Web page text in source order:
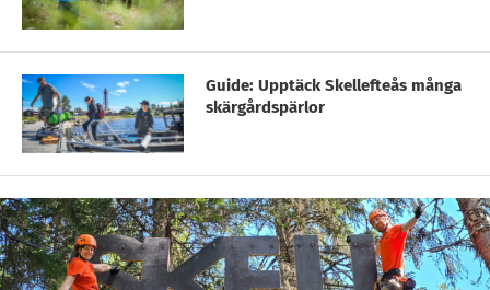
Guide: Upptäck Skellefteås många
skärgårdspärlor